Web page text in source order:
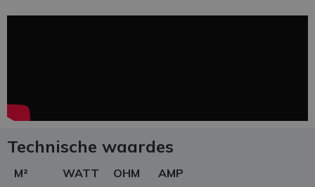
Technische waardes
M² WATT OHM AMP